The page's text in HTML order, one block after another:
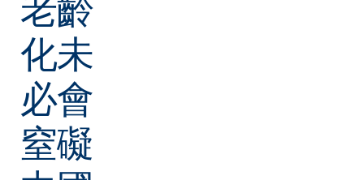
化未
必會
窒礙